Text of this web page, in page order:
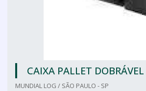
CAIXA PALLET DOBRÁVEL
MUNDIAL LOG / SÃO PAULO - SP